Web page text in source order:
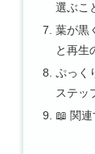
選ぶこ
葉が黒
と再生
ぷっく
ステッ
📖 関